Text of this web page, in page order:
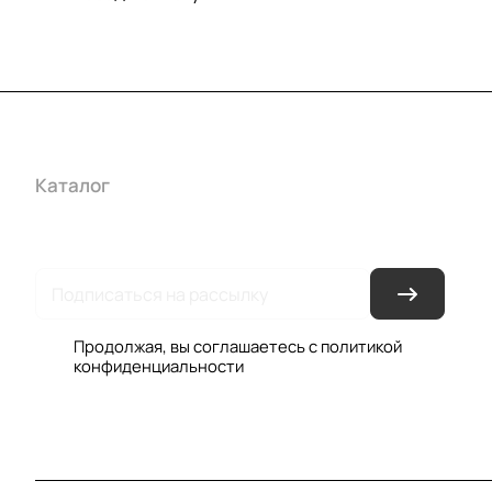
Каталог
Продолжая, вы соглашаетесь с политикой
конфиденциальности